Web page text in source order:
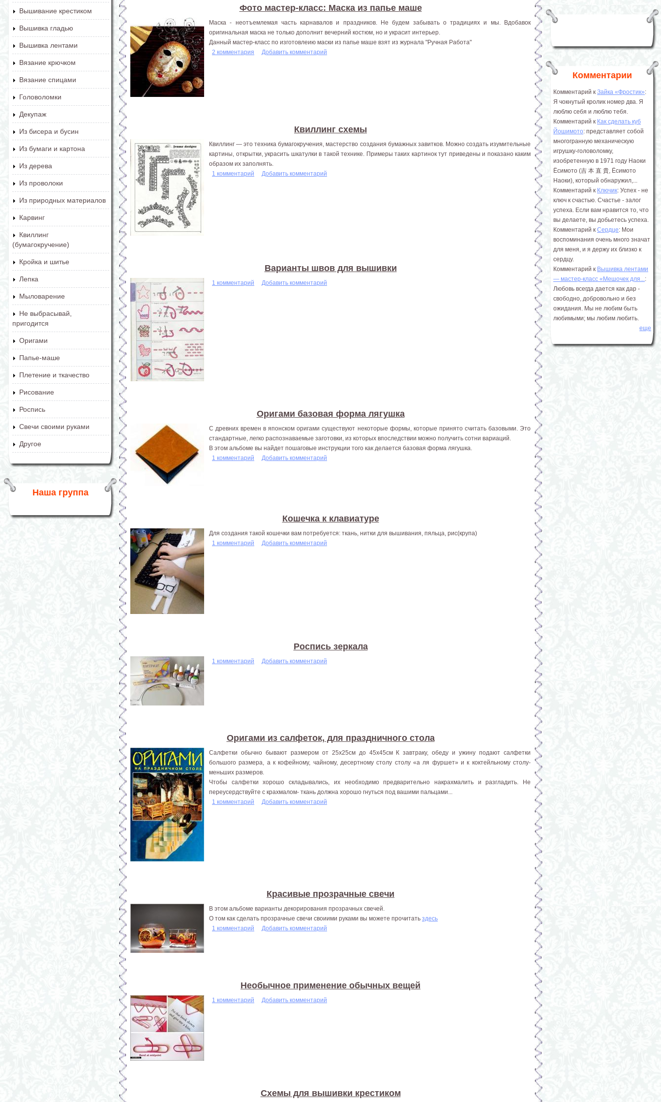
Вышивание крестиком
Вышивка гладью
Вышивка лентами
Вязание крючком
Вязание спицами
Головоломки
Декупаж
Из бисера и бусин
Из бумаги и картона
Из дерева
Из проволоки
Из природных материалов
Карвинг
Квиллинг
(бумагокручение)
Кройка и шитье
Лепка
Мыловарение
Не выбрасывай,
пригодится
Оригами
Папье-маше
Плетение и ткачество
Рисование
Роспись
Свечи своими руками
Другое
Наша группа
Фото мастер-класс: Маска из папье маше
Маска - неотъемлемая часть карнавалов и праздников. Не будем забывать о традициях и мы. Вдобавок
оригинальная маска не только дополнит вечерний костюм, но и украсит интерьер.
Данный мастер-класс по изготовлеию маски из папье маше взят из журнала "Ручная Работа"
2 комментария
Добавить комментарий
Квиллинг схемы
Квиллинг — это техника бумагокручения, мастерство создания бумажных завитков. Можно создать изумительные
картины, открытки, украсить шкатулки в такой технике. Примеры таких картинок тут приведены и показано каким
образом их заполнять.
1 комментарий
Добавить комментарий
Варианты швов для вышивки
1 комментарий Добавить комментарий
Оригами базовая форма лягушка
С древних времен в японском оригами существуют некоторые формы, которые принято считать базовыми. Это
стандартные, легко распознаваемые заготовки, из которых впоследствии можно получить сотни вариаций.
В этом альбоме вы найдет пошаговые инструкции того как делается базовая форма лягушка.
1 комментарий
Добавить комментарий
Кошечка к клавиатуре
Для создания такой кошечки вам потребуется: ткань, нитки для вышивания, пяльца, рис(крупа)
1 комментарий
Добавить комментарий
Роспись зеркала
1 комментарий Добавить комментарий
Оригами из салфеток, для праздничного стола
Салфетки обычно бывают размером от 25x25см до 45x45см К завтраку, обеду и ужину подают салфетки
большого размера, а к кофейному, чайному, десертному столу столу «а ля фуршет» и к коктейльному столу-
меньших размеров.
Чтобы салфетки хорошо складывались, их необходимо предварительно накрахмалить и разгладить. Не
переусердствуйте с крахмалом- ткань должна хорошо гнуться под вашими пальцами...
1 комментарий
Добавить комментарий
Красивые прозрачные свечи
В этом альбоме варианты декорирования прозрачных свечей.
О том как сделать прозрачные свечи своиими руками вы можете прочитать здесь
1 комментарий
Добавить комментарий
Необычное применение обычных вещей
1 комментарий Добавить комментарий
Схемы для вышивки крестиком
Комментарии
Комментарий к Зайка «Фростик»:
Я чокнутый кролик номер два. Я
люблю себя и люблю тебя.
Комментарий к Как сделать куб
Йошимото: представляет собой
многогранную механическую
игрушку-головоломку,
изобретенную в 1971 году Наоки
Ёсимото (吉 本 直 貴, Ёсимото
Наоки), который обнаружил,...
Комментарий к Ключик: Успех - не
ключ к счастью. Счастье - залог
успеха. Если вам нравится то, что
вы делаете, вы добьетесь успеха.
Комментарий к Сердце: Мои
воспоминания очень много значат
для меня, и я держу их близко к
сердцу.
Комментарий к Вышивка лентами
― мастер-класс «Мешочек для...:
Любовь всегда дается как дар -
свободно, добровольно и без
ожидания. Мы не любим быть
любимыми; мы любим любить.
еще